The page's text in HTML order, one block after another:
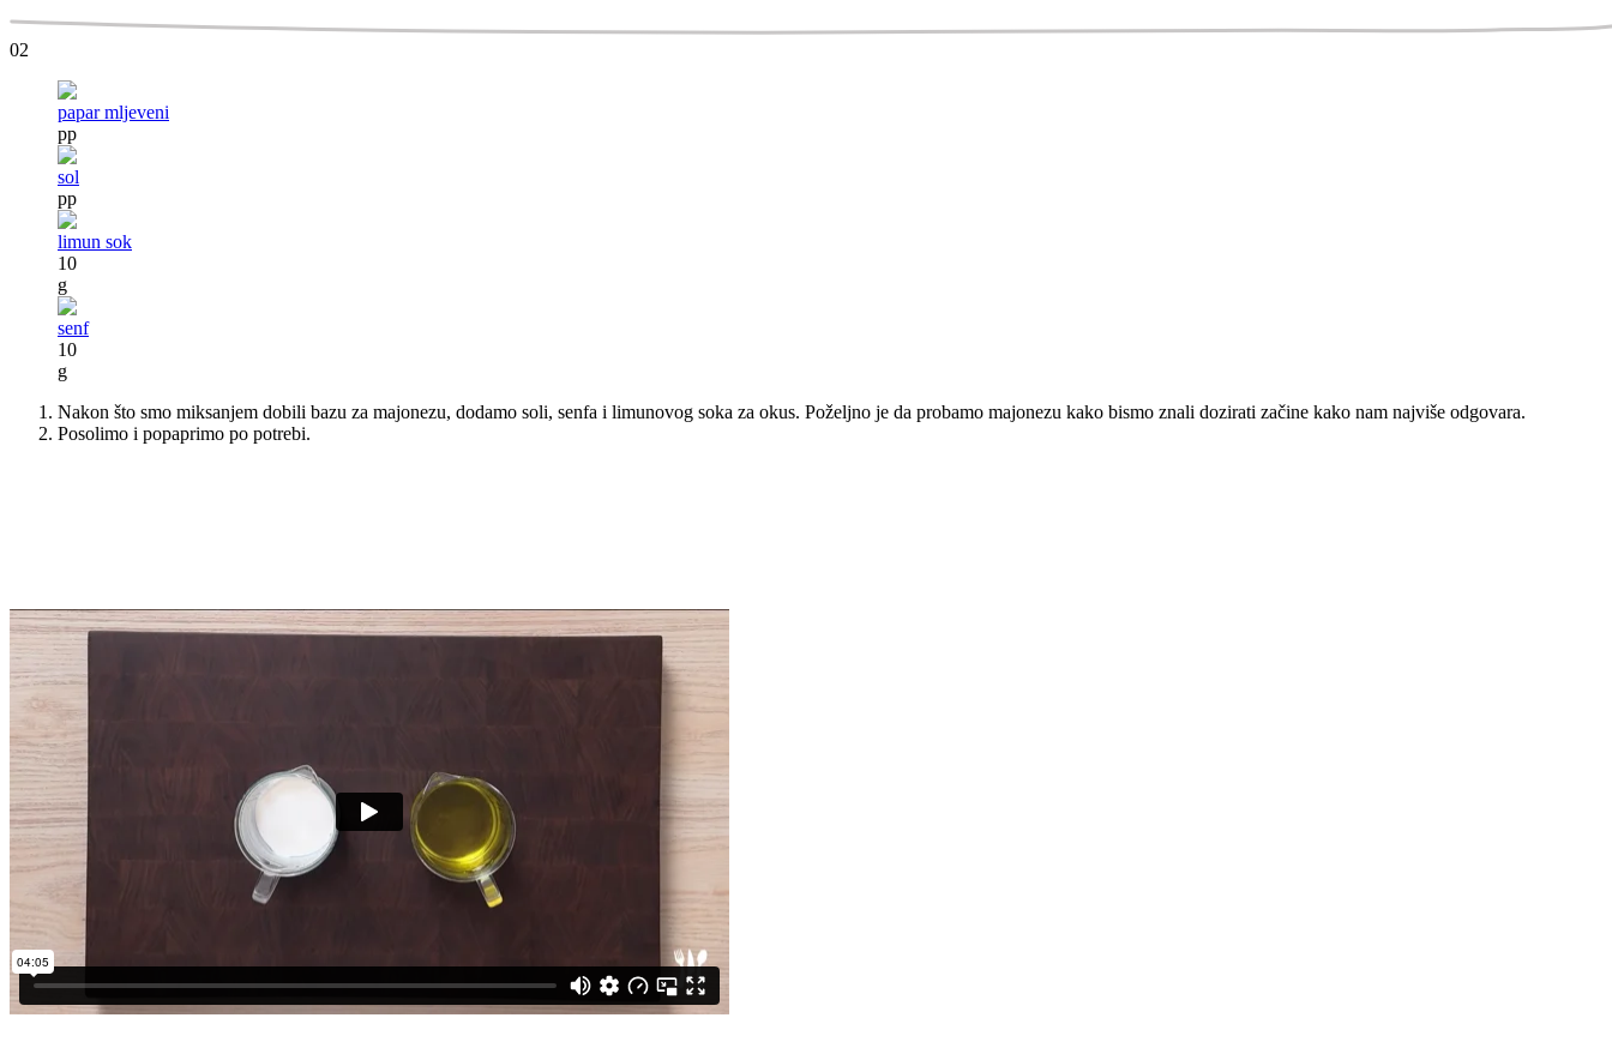
02
papar mljeveni
pp
sol
pp
limun sok
10
g
senf
10
g
Nakon što smo miksanjem dobili bazu za majonezu, dodamo soli, senfa i limunovog soka za okus. Poželjno je da probamo majonezu kako bismo znali dozirati začine kako nam najviše odgovara.
Posolimo i popaprimo po potrebi.